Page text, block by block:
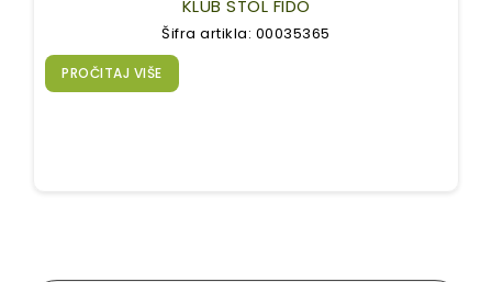
KLUB STOL FIDO
Šifra artikla: 00035365
PROČITAJ VIŠE